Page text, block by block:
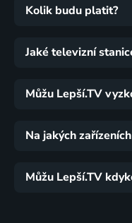
Kolik budu platit?
Jaké televizní
Můžu Lepší.TV
Na jakých
Můžu Lepší.TV